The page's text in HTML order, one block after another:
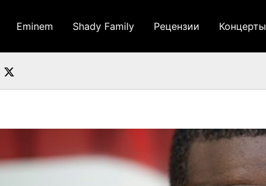
Eminem Shady Family Рецензии Концерты